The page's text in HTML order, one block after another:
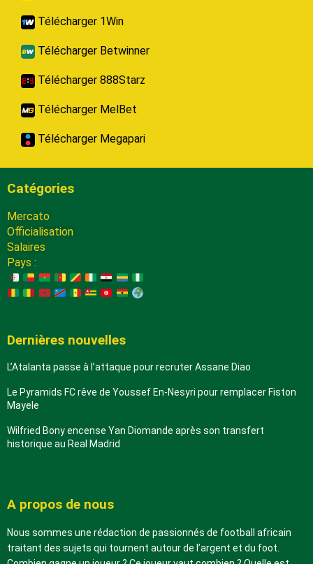
Télécharger 1Win
Télécharger Betwinner
Télécharger 888Starz
Télécharger MelBet
Télécharger Megapari
Catégories
Mercato
Officialisation
Salaires
Pays :
Dernières nouvelles
L’Atalanta passe à l’attaque pour recruter Assane Diao
Le Pyramids FC rêve de Youssef En-Nesyri pour remplacer Fiston
Mayele
Wilfried Bony encense Yan Diomande après son transfert
historique au Real Madrid
A propos de nous
Nous sommes une rédaction de passionnés de football africain
traitant des sujets qui tournent autour de l’argent et du foot.